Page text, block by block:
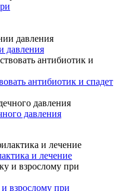
давления
антибиотик и спадет
давления
и лечение
и взрослому при